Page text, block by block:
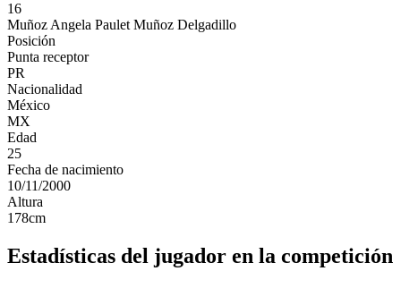
16
Muñoz Angela Paulet Muñoz Delgadillo
Posición
Punta receptor
PR
Nacionalidad
México
MX
Edad
25
Fecha de nacimiento
10/11/2000
Altura
178cm
Estadísticas del jugador en la competición